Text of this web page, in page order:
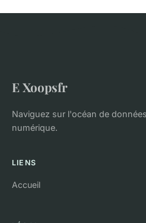
E Xoopsfr
Naviguez sur l'océan de
numérique.
LIENS
Accueil